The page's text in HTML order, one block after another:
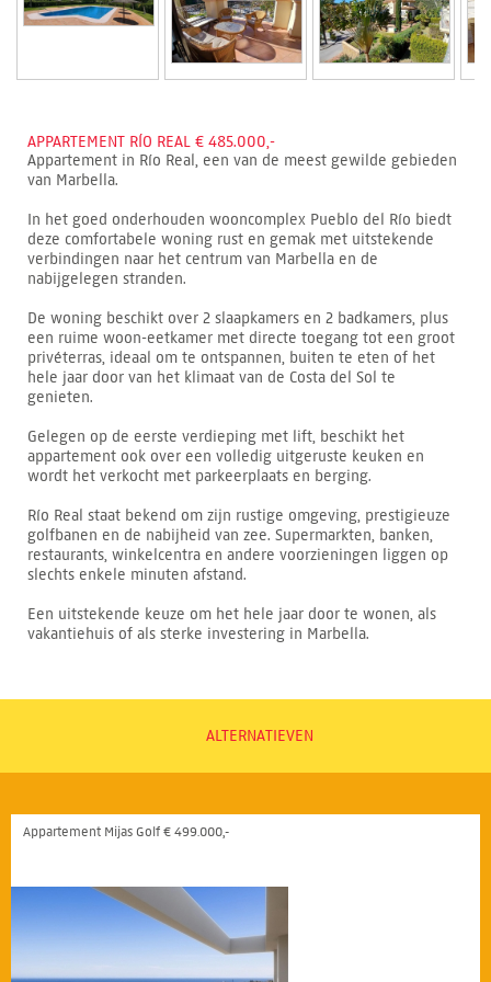
APPARTEMENT RÍO REAL € 485.000,-
Appartement in Río Real, een van de meest gewilde gebieden
van Marbella.
In het goed onderhouden wooncomplex Pueblo del Río biedt
deze comfortabele woning rust en gemak met uitstekende
verbindingen naar het centrum van Marbella en de
nabijgelegen stranden.
De woning beschikt over 2 slaapkamers en 2 badkamers, plus
een ruime woon-eetkamer met directe toegang tot een groot
privéterras, ideaal om te ontspannen, buiten te eten of het
hele jaar door van het klimaat van de Costa del Sol te
genieten.
Gelegen op de eerste verdieping met lift, beschikt het
appartement ook over een volledig uitgeruste keuken en
wordt het verkocht met parkeerplaats en berging.
Río Real staat bekend om zijn rustige omgeving, prestigieuze
golfbanen en de nabijheid van zee. Supermarkten, banken,
restaurants, winkelcentra en andere voorzieningen liggen op
slechts enkele minuten afstand.
Een uitstekende keuze om het hele jaar door te wonen, als
vakantiehuis of als sterke investering in Marbella.
ALTERNATIEVEN
Appartement Mijas Golf € 499.000,-